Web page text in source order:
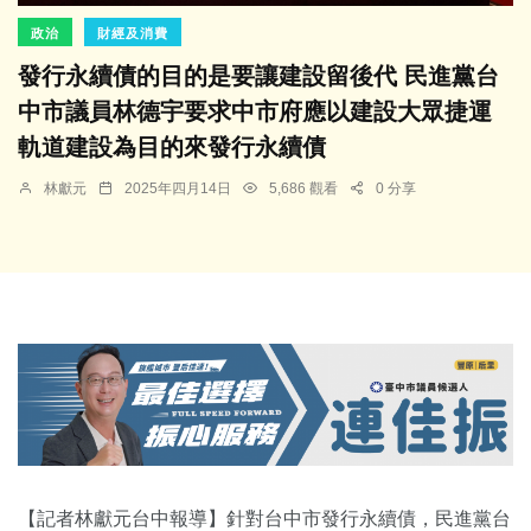
政治 財經及消費
發行永續債的目的是要讓建設留後代 民進黨台
中市議員林德宇要求中市府應以建設大眾捷運
軌道建設為目的來發行永續債
林獻元 2025年四月14日 5,686 觀看 0 分享
【記者林獻元台中報導】針對台中市發行永續債，民進黨台